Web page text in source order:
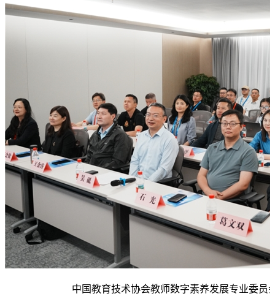
中国教育技术协会教师数字素养发展专业委员